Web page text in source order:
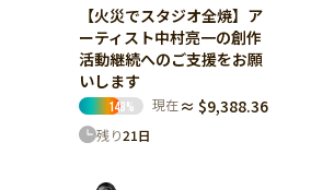
【火災でスタジオ全焼】ア
ーティスト中村亮一の創作
活動継続へのご支援をお願
いします
148% 現在 ≈ $9,388.36
残り21日